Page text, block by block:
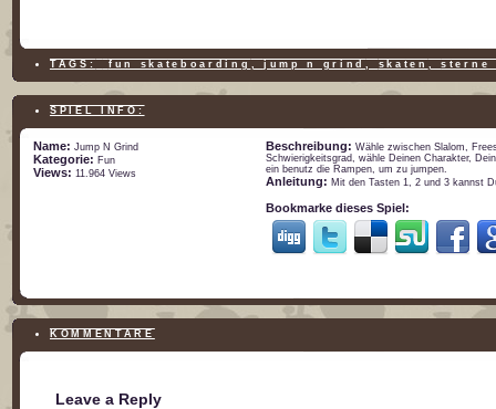
TAGS: fun skateboarding , jump n grind, skaten ,sterne
SPIEL INFO:
Name: Jump N Grind
Kategorie: Fun
Views: 11.964 Views
Beschreibung: Wähle zwischen Slalom,
Schwierigkeitsgrad, wähle Deinen Charakter,
ein benutz die Rampen, um zu jumpen.
Anleitung: Mit den Tasten 1, 2 und 3 kannst
Bookmarke dieses Spiel:
KOMMENTARE
Leave a Reply